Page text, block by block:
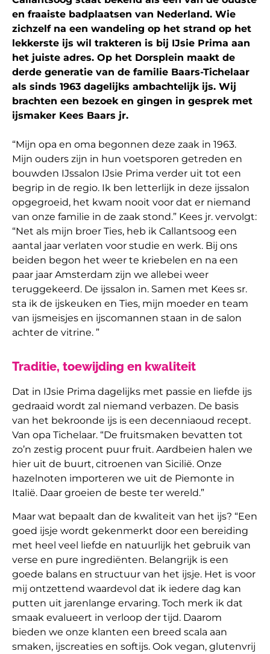
en fraaiste badplaatsen van Nederland. Wie
zichzelf na een wandeling op het strand op het
lekkerste ijs wil trakteren is bij IJsie Prima aan
het juiste adres. Op het Dorsplein maakt de
derde generatie van de familie Baars-Tichelaar
als sinds 1963 dagelijks ambachtelijk ijs. Wij
brachten een bezoek en gingen in gesprek met
ijsmaker Kees Baars jr.
“Mijn opa en oma begonnen deze zaak in 1963.
Mijn ouders zijn in hun voetsporen getreden en
bouwden IJssalon IJsie Prima verder uit tot een
begrip in de regio. Ik ben letterlijk in deze ijssalon
opgegroeid, het kwam nooit voor dat er niemand
van onze familie in de zaak stond.” Kees jr. vervolgt:
“Net als mijn broer Ties, heb ik Callantsoog een
aantal jaar verlaten voor studie en werk. Bij ons
beiden begon het weer te kriebelen en na een
paar jaar Amsterdam zijn we allebei weer
teruggekeerd. De ijssalon in. Samen met Kees sr.
sta ik de ijskeuken en Ties, mijn moeder en team
van ijsmeisjes en ijscomannen staan in de salon
achter de vitrine. ”
Traditie, toewijding en kwaliteit
Dat in IJsie Prima dagelijks met passie en liefde ijs
gedraaid wordt zal niemand verbazen. De basis
van het bekroonde ijs is een decenniaoud recept.
Van opa Tichelaar. “De fruitsmaken bevatten tot
zo’n zestig procent puur fruit. Aardbeien halen we
hier uit de buurt, citroenen van Sicilië. Onze
hazelnoten importeren we uit de Piemonte in
Italië. Daar groeien de beste ter wereld.”
Maar wat bepaalt dan de kwaliteit van het ijs? “Een
goed ijsje wordt gekenmerkt door een bereiding
met heel veel liefde en natuurlijk het gebruik van
verse en pure ingrediënten. Belangrijk is een
goede balans en structuur van het ijsje. Het is voor
mij ontzettend waardevol dat ik iedere dag kan
putten uit jarenlange ervaring. Toch merk ik dat
smaak evalueert in verloop der tijd. Daarom
bieden we onze klanten een breed scala aan
smaken, ijscreaties en softijs. Ook vegan, glutenvrij